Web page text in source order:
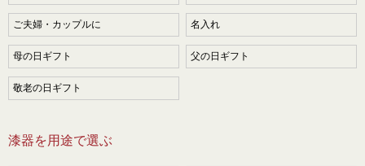
ご夫婦・カップルに 名入れ
母の日ギフト 父の日ギフト
敬老の日ギフト
漆器を用途で選ぶ